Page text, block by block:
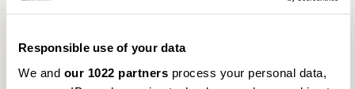
Responsible use of your data
We and our 1022 partners process your personal data,
Technische Sicherheit für den Einsatz im